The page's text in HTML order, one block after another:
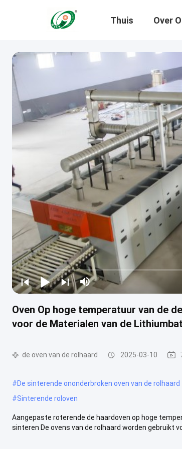
Thuis Over
Oven Op hoge temperatuur van de
voor de Materialen van de
de oven van de rolhaard 2025-03-10
#De sinterende ononderbroken oven van de rolhaard
#Sinterende roloven
Aangepaste roterende de haardoven op hoge
sinteren De ovens van de rolhaard worden gebruikt